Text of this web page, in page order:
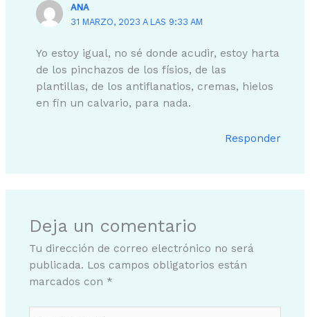
ANA
31 MARZO, 2023 A LAS 9:33 AM
Yo estoy igual, no sé donde acudir, estoy harta
de los pinchazos de los físios, de las
plantillas, de los antiflanatios, cremas, hielos
en fin un calvario, para nada.
Responder
Deja un comentario
Tu dirección de correo electrónico no será
publicada. Los campos obligatorios están
marcados con *